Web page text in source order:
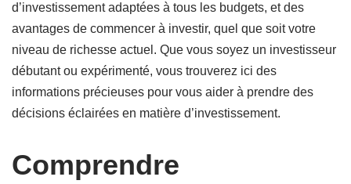
d’investissement adaptées à tous les budgets, et des
avantages de commencer à investir, quel que soit votre
niveau de richesse actuel. Que vous soyez un investisseur
débutant ou expérimenté, vous trouverez ici des
informations précieuses pour vous aider à prendre des
décisions éclairées en matière d’investissement.
Comprendre